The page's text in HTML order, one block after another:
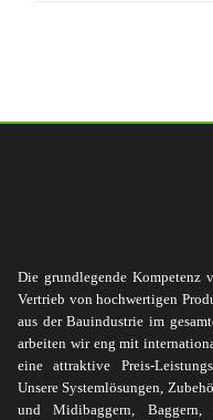
Die grundlegende Kompetenz
Vertrieb von hochwertigen
aus der Bauindustrie im
arbeiten wir eng mit
eine attraktive Preis-
Unsere Systemlösungen,
und Midibaggern,